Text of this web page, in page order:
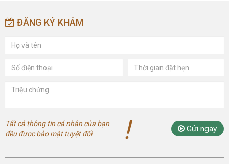
ĐĂNG KÝ KHÁM
Tất cả thông tin cá nhân của bạn
đều được bảo mật tuyệt đối
! Gửi ngay